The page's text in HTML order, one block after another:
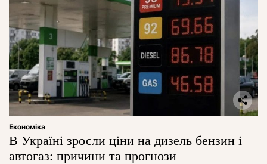
Економіка
В Україні зросли ціни на дизель бензин і
автогаз: причини та прогнози